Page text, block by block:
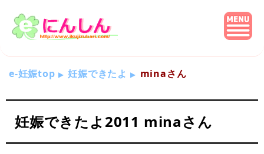
e-妊娠top 妊娠できたよ minaさん
妊娠できたよ2011 minaさん